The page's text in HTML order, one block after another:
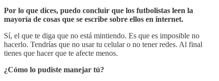
Por lo que dices, puedo concluir que los futbolistas leen la
mayoría de cosas que se escribe sobre ellos en internet.
Sí, el que te diga que no está mintiendo. Es que es imposible no
hacerlo. Tendrías que no usar tu celular o no tener redes. Al final
tienes que hacer que te afecte menos.
¿Cómo lo pudiste manejar tú?